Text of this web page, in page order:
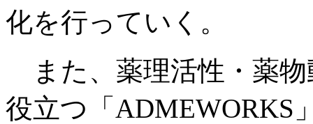
化を行っていく。
また、薬理活性・薬
役立つ「ADMEWORKS